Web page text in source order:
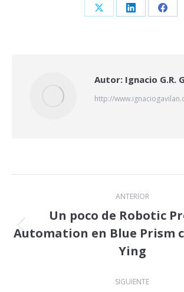
Share Share Share
Autor: Ignacio G.R.
http://
Navegación
entre
publicaciones
ANTERIOR
Publicación
anterior:
Un poco de Robotic
Automation en Blue Prism
Ying
SIGUIENTE